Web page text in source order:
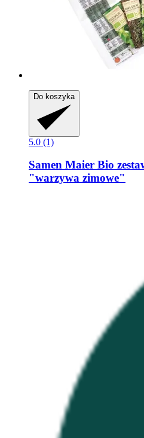
Do koszyka
5.0 (1)
Samen Maier Bio
"warzywa zimowe"